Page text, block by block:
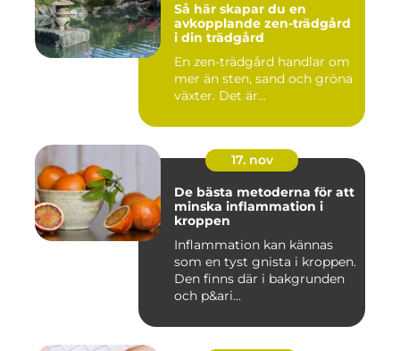
Så här skapar du en
avkopplande zen-trädgård
i din trädgård
En zen-trädgård handlar om
mer än sten, sand och gröna
växter. Det är...
17. nov
De bästa metoderna för att
minska inflammation i
kroppen
Inflammation kan kännas
som en tyst gnista i kroppen.
Den finns där i bakgrunden
och p&ari...